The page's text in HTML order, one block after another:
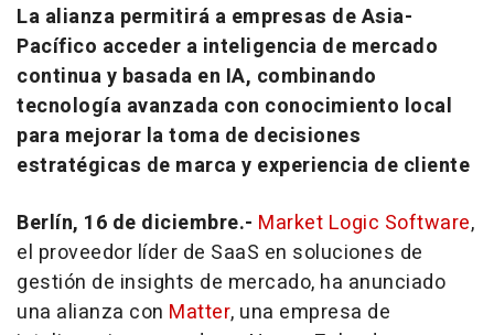
La alianza permitirá a empresas de Asia-
Pacífico acceder a inteligencia de mercado
continua y basada en IA, combinando
tecnología avanzada con conocimiento local
para mejorar la toma de decisiones
estratégicas de marca y experiencia de cliente
Berlín, 16 de diciembre.- Market Logic Software,
el proveedor líder de SaaS en soluciones de
gestión de insights de mercado, ha anunciado
una alianza con Matter, una empresa de